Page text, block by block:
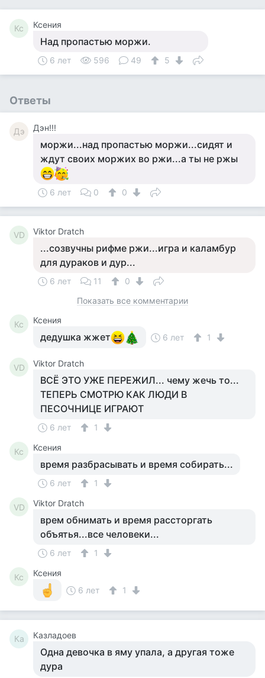
Кс Ксения
Над пропастью моржи.
6 лет 596 49 5
Ответы
Дэ Дэн!!!
моржи...над пропастью моржи...сидят и
ждут своих моржих во ржи...а ты не ржы
6 лет 0 0
VD Viktor Dratch
...созвучны рифме ржи...игра и каламбур
для дураков и дур...
6 лет 11
0
Показать все комментарии
Кс Ксения
дедушка жжет 6 лет 1
VD Viktor Dratch
ВСЁ ЭТО УЖЕ ПЕРЕЖИЛ... чему жечь то...
ТЕПЕРЬ СМОТРЮ КАК ЛЮДИ В
ПЕСОЧНИЦЕ ИГРАЮТ
6 лет 1
Кс Ксения
время разбрасывать и время собирать...
6 лет 1
VD Viktor Dratch
врем обнимать и время рассторгать
объятья...все человеки...
6 лет 1
Кс
Ксения
6 лет
1
Ка Казладоев
Одна девочка в яму упала, а другая тоже
дура